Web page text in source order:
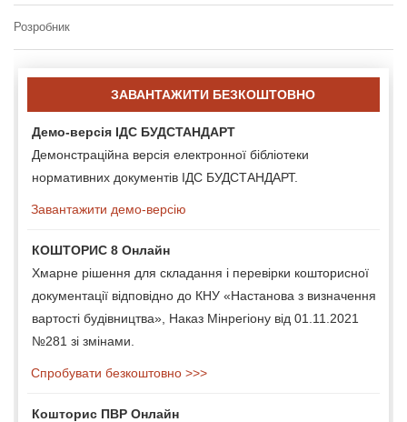
Розробник
ЗАВАНТАЖИТИ БЕЗКОШТОВНО
Демо-версія ІДС БУДСТАНДАРТ
Демонстраційна версія електронної бібліотеки
нормативних документів ІДС БУДСТАНДАРТ.
Завантажити демо-версію
КОШТОРИС 8 Онлайн
Хмарне рішення для складання і перевірки кошторисної
документації відповідно до КНУ «Настанова з визначення
вартості будівництва», Наказ Мінрегіону від 01.11.2021
№281 зі змінами.
Спробувати безкоштовно >>>
Кошторис ПВР Онлайн